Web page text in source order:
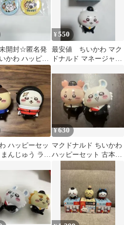
開封☆匿名発
かわ ハッピー
缶バッジ3
¥550
最安値 ちいかわ マク
ドナルド マネージャー
ハッピーセッ
まんじゅう ラッ
¥630
マクドナルド ちいかわ
ハッピーセット 古本屋